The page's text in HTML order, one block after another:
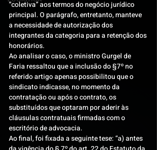
“coletiva” aos termos do negócio jurídico
principal. O parágrafo, entretanto, manteve
a necessidade de autorização dos
integrantes da categoria para a retenção dos
honorários.
Ao analisar o caso, o ministro Gurgel de
Faria ressaltou que a inclusão do §7º no
referido artigo apenas possibilitou que o
sindicato indicasse, no momento da
contratação ou após o contrato, os
substituídos que optaram por aderir às
cláusulas contratuais firmadas com o
escritório de advocacia.
Ao final, foi fixada a seguinte tese: “a) antes